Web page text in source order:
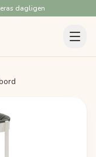
dagligen